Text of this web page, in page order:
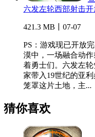
六发左轮西部射击
421.3 MB丨07-07
PS：游戏现已开放
漠中，一场融合动
着勇士们。六发左
家带入19世纪的亚
笼罩这片土地，主...
猜你喜欢